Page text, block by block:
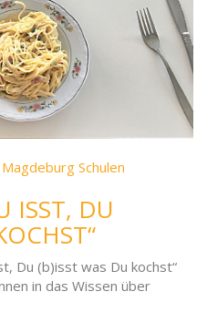
Schulen
ISST, DU
Du (b)isst was Du kochst“
in das Wissen über